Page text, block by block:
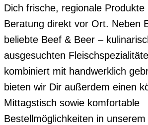
Dich frische, regionale Produkte
Beratung direkt vor Ort. Neben
beliebte Beef & Beer –
ausgesuchten
kombiniert mit handwerklich
bieten wir Dir außerdem einen
Mittagstisch sowie komfortable
Bestellmöglichkeiten in